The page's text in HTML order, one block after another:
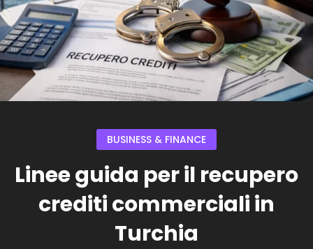
BUSINESS & FINANCE
Linee guida per il recupero
crediti commerciali in
Turchia